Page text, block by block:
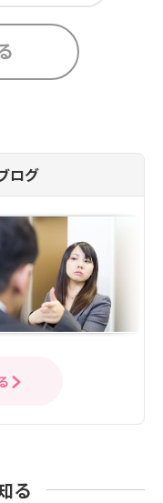
ログ
る